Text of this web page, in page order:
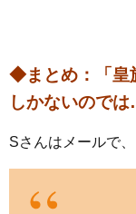
◆まとめ：「皇
しかないので
Sさんはメールで